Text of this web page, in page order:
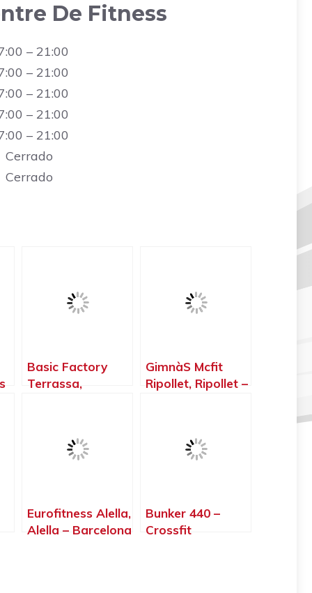
De Fitness
– 21:00
– 21:00
– 21:00
– 21:00
– 21:00
Cerrado
Cerrado
Basic Factory
Terrassa,
GimnàS Mcfit
Ripollet, Ripollet –
Eurofitness Alella,
Alella – Barcelona
Bunker 440 –
Crossfit